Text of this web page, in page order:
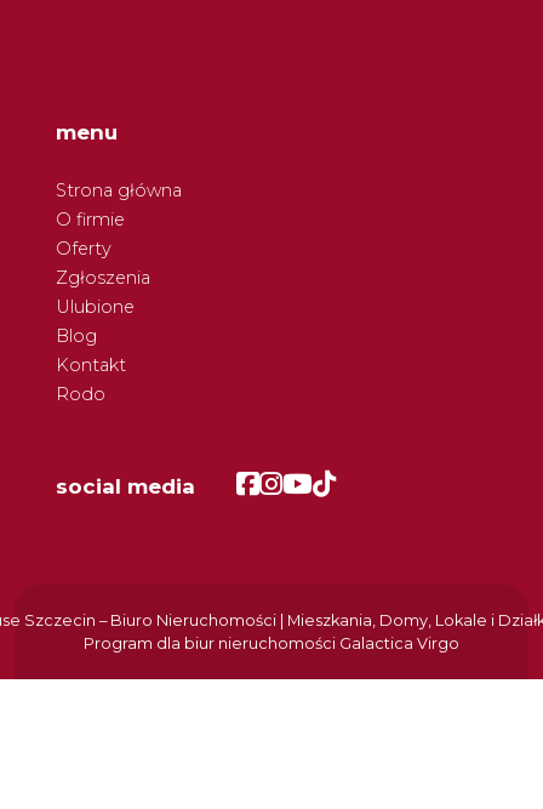
menu
Strona główna
O firmie
Oferty
Zgłoszenia
Ulubione
Blog
Kontakt
Rodo
social media Facebook
Facebook
Facebook
Facebook
Szczecin – Biuro Nieruchomości | Mieszkania, Domy, Lokale i
Program dla biur nieruchomości Galactica Virgo